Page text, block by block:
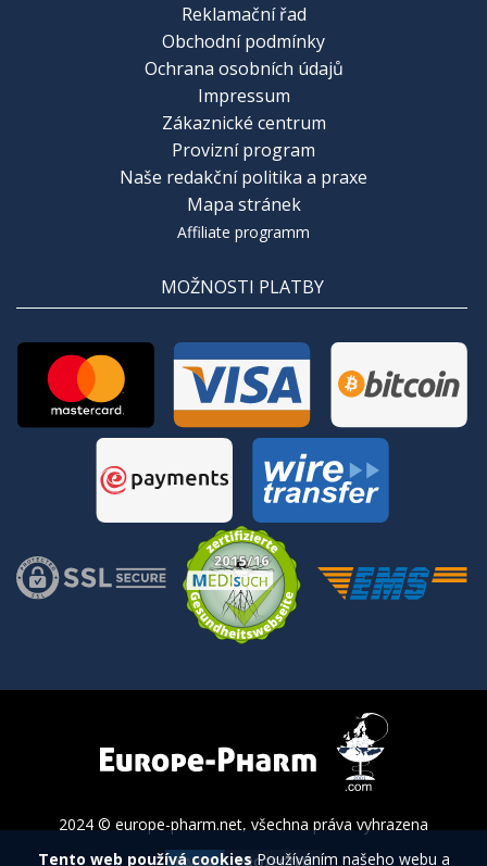
Reklamační řad
Obchodní podmínky
Ochrana osobních údajů
Impressum
Zákaznické centrum
Provizní program
Naše redakční politika a praxe
Mapa stránek
Affiliate programm
MOŽNOSTI PLATBY
2024 © europe-pharm.net, všechna práva vyhrazena
Tento web používá cookiesPoužíváním našeho webu a